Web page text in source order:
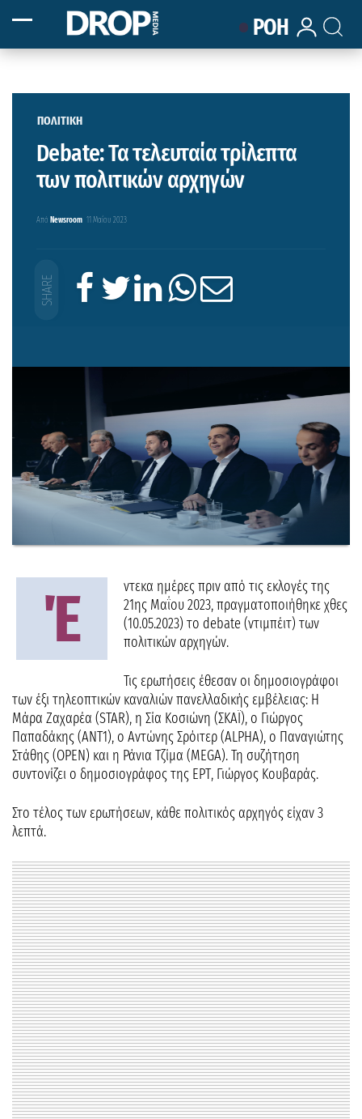
ΡΟΗ
ΠΟΛΙΤΙΚΗ
Debate: Τα τελευταία τρίλεπτα
των πολιτικών αρχηγών
Από Newsroom 11 Μαΐου 2023
Έ
ντεκα ημέρες πριν από τις εκλογές της
21ης Μαΐου 2023, πραγματοποιήθηκε χθες
(10.05.2023) το debate (ντιμπέιτ) των
πολιτικών αρχηγών.
Τις ερωτήσεις έθεσαν οι δημοσιογράφοι
των έξι τηλεοπτικών καναλιών πανελλαδικής εμβέλειας: Η
Μάρα Ζαχαρέα (STAR), η Σία Κοσιώνη (ΣΚΑΪ), ο Γιώργος
Παπαδάκης (ΑΝΤ1), ο Αντώνης Σρόιτερ (ALPHA), ο Παναγιώτης
Στάθης (OPEN) και η Ράνια Τζίμα (MEGA). Τη συζήτηση
συντονίζει ο δημοσιογράφος της ΕΡΤ, Γιώργος Κουβαράς.
Στο τέλος των ερωτήσεων, κάθε πολιτικός αρχηγός είχαν 3
λεπτά.